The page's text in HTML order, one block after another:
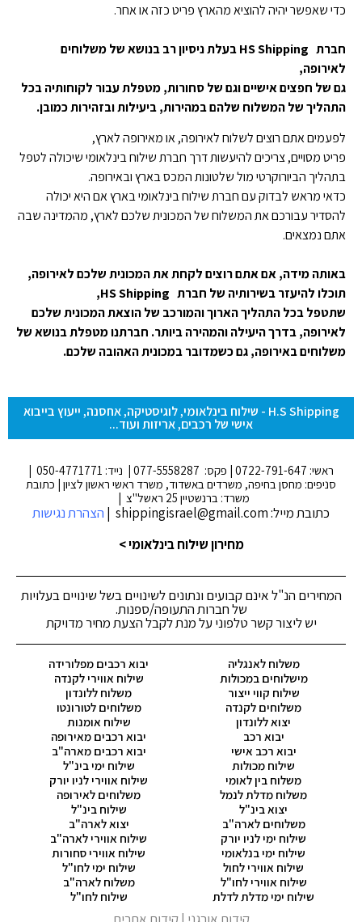
כדי שאפשר יהיה להוציא מהארץ פריט כזה או אחר.
חברת HS Shipping בעלת ניסיון רב בנושא של משלוחים
לאירופה,
גם של חפצים אישיים וגם של סחורות, מטפלת עבור לקוחותיה בכל
התהליך של המשלוח שלהם במהירות, ביעילות ובזהירות כמובן.
לפעמים אתם רוצים לשלוח לאירופה, או מאירופה לארץ,
פריט מסויים, צריכים להיעשות דרך חברת שילוח בינלאומי שיכולה לטפל
בתהליך הביורוקרטי מול שלטונות המכס בארץ ובאירופה.
כדאי מראש לבדוק עם חברת שילוח בינלאומי בארץ אם היא יכולה
להסדיר עבורכם את המשלוח של המכונית שלכם לארץ, מהמדינה שבה
אתם נמצאים.
באותה מידה, אם אתם רוצים לקחת את המכונית שלכם לאירופה,
תוכלו להיעזר בשירותיה של חברת HS Shipping,
שתטפל בכל התהליך הארוך והמורכב של הוצאת המכונית שלכם
לאירופה, בדרך היעילה והמהירה ביותר. חברתנו מטפלת בנושא של
משלוחים באירופה, גם כשמדובר במכונית האהובה שלכם.
H.S Shipping - שילוח בינלאומי, לוגיסטיקה, אחסנה, ייעוץ בייבוא
אישי של רכבים, אריזות ועוד...
סניפים: מחסן בחיפה, משרדים באשדוד, משרד ראשי ראשון לציון | כתובת
משרד: ברנשטיין 25 ראשל"צ |
כתובת מייל: shippingisrael@gmail.com |
הצהרת נגישות
מחירון שילוח בינלאומי >
המחירים הנ"ל אינם קבועים ונתונים לשינויים בשל שינויים בעלויות
של חברות התעופה/ספנות.
יש ליצור קשר טלפוני על מנת לקבל הצעת מחיר מדויקת
משלוח לאנגליה
יבוא רכבים מפלורידה
מישלוחים במכולות
שילוח אווירי לקנדה
שילוח קווי ייצור
משלוח ללונדון
משלוחים לקנדה
משלוחים לטורונטו
יצוא ללונדון
שילוח אומנות
יבוא רכב
יבוא רכבים מאירופה
יבוא רכב אישי
יבוא רכבים מארה"ב
שילוח מכולות
שילוח ימי בינ"ל
משלוח בין לאומי
שילוח אווירי לניו יורק
משלוח מדלת לנמל
משלוחים לאירופה
יצוא בינ"ל
שילוח בינ"ל
משלוחים לארה"ב
יצוא לארה"ב
שילוח ימי לניו יורק
שילוח אווירי לארה"ב
שילוח ימי בנלאומי
שילוח אווירי סחורות
שילוח אווירי לחול
שילוח ימי לחו"ל
שילוח אווירי לחו"ל
משלוח לארה"ב
שילוח ימי מדלת לדלת
שילוח לחו"ל